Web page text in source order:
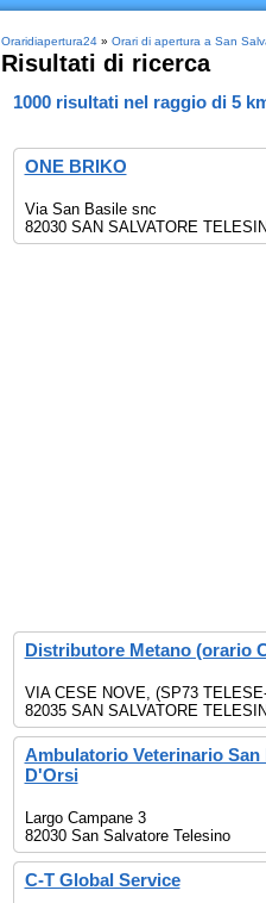
Oraridiapertura24» Orari di apertura a San
Risultati di ricerca
1000risultati nel raggio di 5
ONE BRIKO
Via San Basile snc
82030 SAN SALVATORE
Distributore Metano (orario
VIA CESE NOVE, (SP73
82035 SAN SALVATORE
Ambulatorio Veterinario San
D'Orsi
Largo Campane 3
82030 San Salvatore Telesino
C-T Global Service